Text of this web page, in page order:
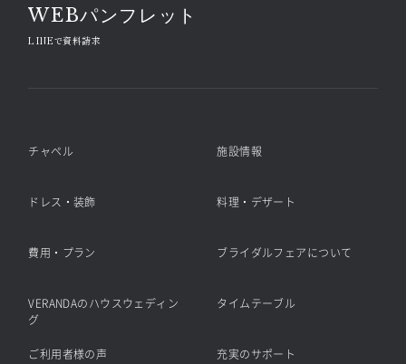
WEBパンフレット
LINEで資料請求
チャペル 施設情報
ドレス・装飾 料理・デザート
費用・プラン ブライダルフェアについて
VERANDAのハウスウェディン
グ
タイムテーブル
ご利用者様の声 充実のサポート